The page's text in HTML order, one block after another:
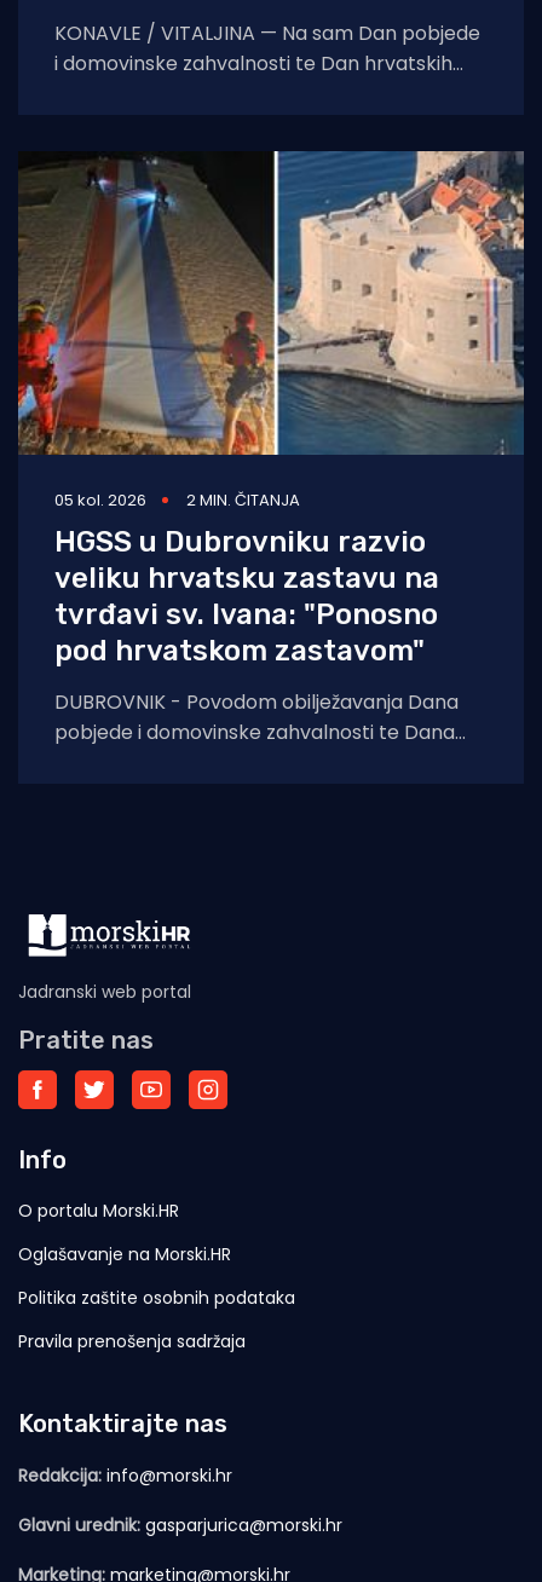
KONAVLE / VITALJINA — Na sam Dan pobjede
i domovinske zahvalnosti te Dan hrvatskih
05 kol. 2026 2 MIN. ČITANJA
HGSS u Dubrovniku razvio
veliku hrvatsku zastavu na
tvrđavi sv. Ivana: "Ponosno
pod hrvatskom zastavom"
DUBROVNIK - Povodom obilježavanja Dana
pobjede i domovinske zahvalnosti te Dana
Jadranski web portal
Pratite nas
Info
O portalu Morski.HR
Oglašavanje na Morski.HR
Politika zaštite osobnih podataka
Pravila prenošenja sadržaja
Kontaktirajte nas
Redakcija: info@morski.hr
Glavni urednik: gasparjurica@morski.hr
Marketing: marketing@morski.hr